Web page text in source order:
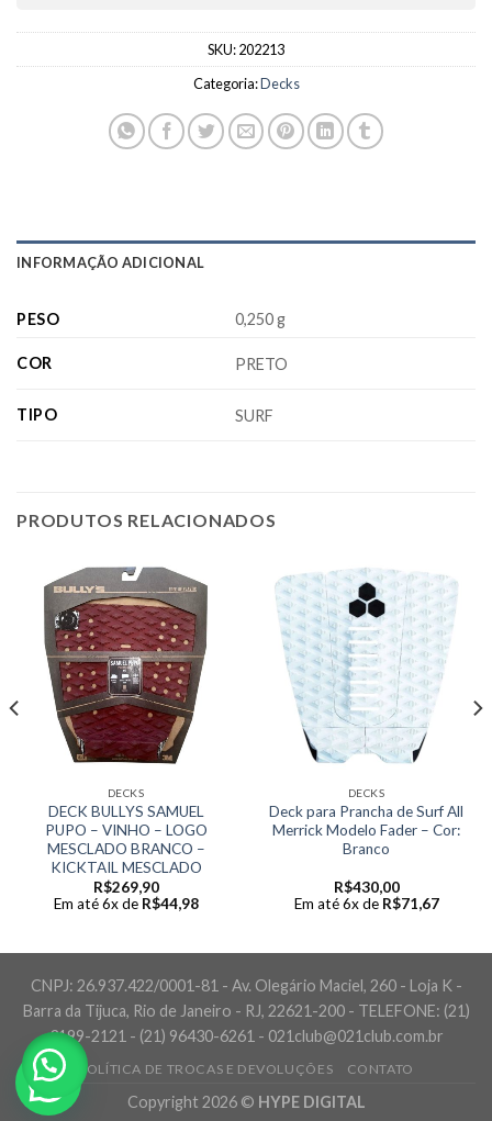
SKU:202213
Categoria:Decks
INFORMAÇÃO ADICIONAL
PESO 0,250 g
COR PRETO
TIPO SURF
PRODUTOS RELACIONADOS
DECKS
DECK BULLYS SAMUEL
PUPO – VINHO – LOGO
MESCLADO BRANCO –
KICKTAIL MESCLADO
R$269,90
Em até 6x de R$44,98
DECKS
Deck para Prancha de Surf All
Merrick Modelo Fader – Cor:
Branco
R$430,00
Em até 6x de R$71,67
CNPJ: 26.937.422/0001-81 - Av. Olegário Maciel, 260 - Loja K -
Barra da Tijuca, Rio de Janeiro - RJ, 22621-200 - TELEFONE: (21)
3199-2121 - (21) 96430-6261 - 021club@021club.com.br
POLÍTICA DE TROCAS E DEVOLUÇÕES CONTATO
Copyright 2026 © HYPE DIGITAL